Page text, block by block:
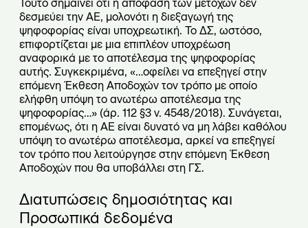
Τούτο σημαίνει ότι η απόφαση των μετόχων δεν
δεσμεύει την ΑΕ, μολονότι η διεξαγωγή της
ψηφοφορίας είναι υποχρεωτική. Το ΔΣ, ωστόσο,
επιφορτίζεται με μια επιπλέον υποχρέωση
αναφορικά με το αποτέλεσμα της ψηφοφορίας
αυτής. Συγκεκριμένα, «…οφείλει να επεξηγεί στην
επόμενη Έκθεση Αποδοχών τον τρόπο με οποίο
ελήφθη υπόψη το ανωτέρω αποτέλεσμα της
ψηφοφορίας…» (άρ. 112 §3 ν. 4548/2018). Συνάγεται,
επομένως, ότι η ΑΕ είναι δυνατό να μη λάβει καθόλου
υπόψη το ανωτέρω αποτέλεσμα, αρκεί να επεξηγεί
τον τρόπο που λειτούργησε στην επόμενη Έκθεση
Αποδοχών που θα υποβάλλει στη ΓΣ.
Διατυπώσεις δημοσιότητας και
Προσωπικά δεδομένα